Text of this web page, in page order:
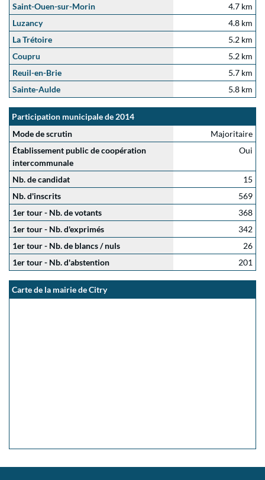
Saint-Ouen-sur-Morin
4.7 km
Luzancy
4.8 km
La Trétoire
5.2 km
Coupru
5.2 km
Reuil-en-Brie
5.7 km
Sainte-Aulde
5.8 km
Participation municipale de 2014
Mode de scrutin
Majoritaire
Établissement public de coopération
intercommunale
Oui
Nb. de candidat
15
Nb. d'inscrits
569
1er tour - Nb. de votants
368
1er tour - Nb. d'exprimés
342
1er tour - Nb. de blancs / nuls
26
1er tour - Nb. d'abstention
201
Carte de la mairie de Citry